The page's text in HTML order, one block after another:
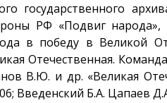
государственного
РФ «Подвиг
в победу в Великой
Отечественная.
В.Ю. и др. «Великая
Введенский Б.А. Цапаев